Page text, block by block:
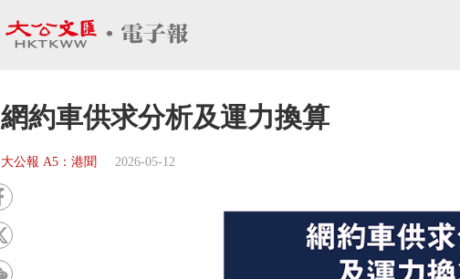
網約車供求分析及運力換算
大公報 A5：港聞 2026-05-12